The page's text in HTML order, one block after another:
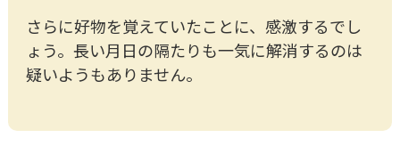
さらに好物を覚えていたことに、感激するでし
ょう。長い月日の隔たりも一気に解消するのは
疑いようもありません。